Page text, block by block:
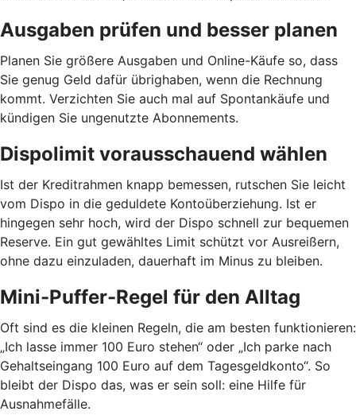
Ausgaben prüfen und besser planen
Planen Sie größere Ausgaben und Online-Käufe so, dass
Sie genug Geld dafür übrighaben, wenn die Rechnung
kommt. Verzichten Sie auch mal auf Spontankäufe und
kündigen Sie ungenutzte Abonnements.
Dispolimit vorausschauend wählen
Ist der Kreditrahmen knapp bemessen, rutschen Sie leicht
vom Dispo in die geduldete Kontoüberziehung. Ist er
hingegen sehr hoch, wird der Dispo schnell zur bequemen
Reserve. Ein gut gewähltes Limit schützt vor Ausreißern,
ohne dazu einzuladen, dauerhaft im Minus zu bleiben.
Mini-Puffer-Regel für den Alltag
Oft sind es die kleinen Regeln, die am besten funktionieren:
„Ich lasse immer 100 Euro stehen“ oder „Ich parke nach
Gehaltseingang 100 Euro auf dem Tagesgeldkonto“. So
bleibt der Dispo das, was er sein soll: eine Hilfe für
Ausnahmefälle.